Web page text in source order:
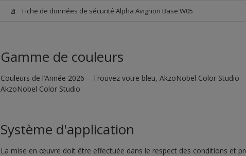
Fiche de données de sécurité Alpha Avignon Base W05
Gamme de couleurs
Couleurs de l’Année 2026 – Trouvez votre bleu, AkzoNobel Color Studio
AkzoNobel Color Studio
Système d'application
La mise en œuvre doit être effectuée dans le respect des conditions et